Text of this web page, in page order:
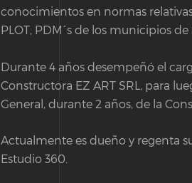
conocimientos en normas
PLOT, PDM´s de los municipios
Durante 4 años desempeñó el
Constructora EZ ART SRL, para
General, durante 2 años, de la
Actualmente es dueño y regenta
Estudio 360.